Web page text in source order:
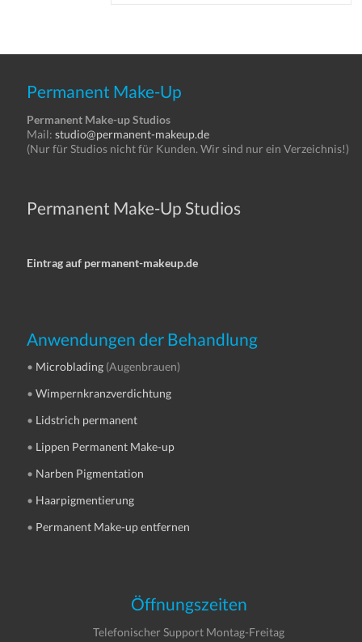
Permanent Make-Up
Permanent Make-up Studios
Mail:studio@permanent-makeup.de
(Nur für Studios nicht für Kunden. Wir sind nur ein Verzeichnis!)
Permanent Make-Up Studios
Eintrag auf permanent-makeup.de
Anwendungen der Behandlung
• Microblading (Augenbrauen)
•Wimpernkranzverdichtung
• Lidstrich permanent
• Lippen Permanent Make-up
• Narben Pigmentation
• Haarpigmentierung
• Permanent Make-up entfernen
Öffnungszeiten
Telefonischer Support Montag-Freitag